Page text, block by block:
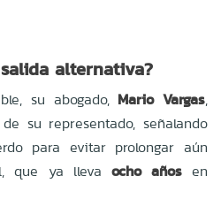
alternativa?
su abogado, Mario Vargas,
su representado, señalando
para evitar prolongar aún
que ya lleva ocho añosen